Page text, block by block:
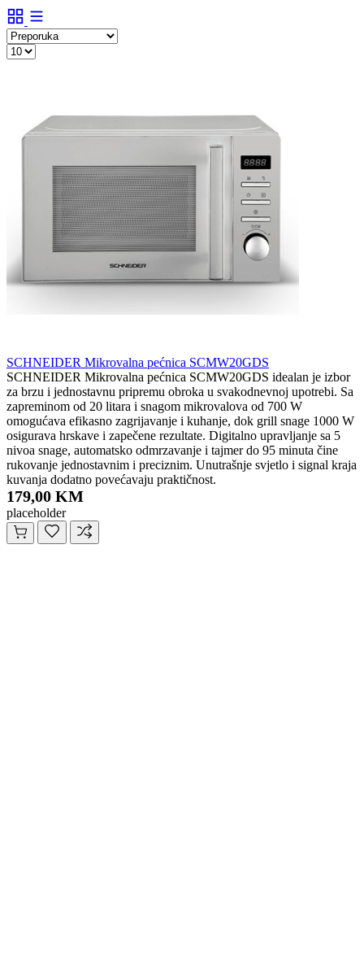
SCHNEIDER Mikrovalna pećnica SCMW20GDS
SCHNEIDER Mikrovalna pećnica SCMW20GDS idealan je izbor
za brzu i jednostavnu pripremu obroka u svakodnevnoj upotrebi. Sa
zapreminom od 20 litara i snagom mikrovalova od 700 W
omogućava efikasno zagrijavanje i kuhanje, dok grill snage 1000 W
osigurava hrskave i zapečene rezultate. Digitalno upravljanje sa 5
nivoa snage, automatsko odmrzavanje i tajmer do 95 minuta čine
rukovanje jednostavnim i preciznim. Unutrašnje svjetlo i signal kraja
kuvanja dodatno povećavaju praktičnost.
179,00 KM
placeholder